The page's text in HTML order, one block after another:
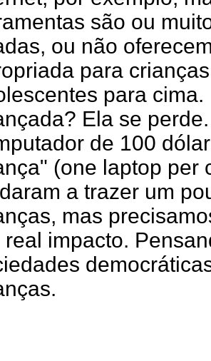
são ou
ou não
para
para
Ela se
de 100
(one laptop per
a trazer um
mas
real impacto.